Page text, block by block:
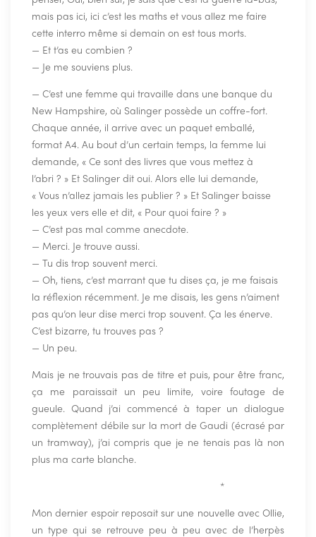
mais pas ici, ici c’est les maths et vous allez me faire
cette interro même si demain on est tous morts.
— Et t’as eu combien ?
— Je me souviens plus.
— C’est une femme qui travaille dans une banque du
New Hampshire, où Salinger possède un coffre-fort.
Chaque année, il arrive avec un paquet emballé,
format A4. Au bout d’un certain temps, la femme lui
demande, « Ce sont des livres que vous mettez à
l’abri ? » Et Salinger dit oui. Alors elle lui demande,
« Vous n’allez jamais les publier ? » Et Salinger baisse
les yeux vers elle et dit, « Pour quoi faire ? »
— C’est pas mal comme anecdote.
— Merci. Je trouve aussi.
— Tu dis trop souvent merci.
— Oh, tiens, c’est marrant que tu dises ça, je me faisais
la réflexion récemment. Je me disais, les gens n’aiment
pas qu’on leur dise merci trop souvent. Ça les énerve.
C’est bizarre, tu trouves pas ?
— Un peu.
Mais je ne trouvais pas de titre et puis, pour être franc,
ça me paraissait un peu limite, voire foutage de
gueule. Quand j’ai commencé à taper un dialogue
complètement débile sur la mort de Gaudi (écrasé par
un tramway), j’ai compris que je ne tenais pas là non
plus ma carte blanche.
*
Mon dernier espoir reposait sur une nouvelle avec Ollie,
un type qui se retrouve peu à peu avec de l’herpès